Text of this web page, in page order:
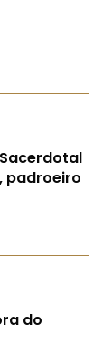
padroeiro
do